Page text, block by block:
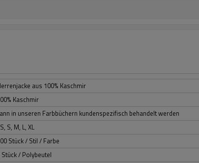
aus 100% Kaschmir
Kaschmir
in unseren Farbbüchern kundenspezifisch behandelt werden
S, M, L, XL
Stück / Stil / Farbe
Stück / Polybeutel